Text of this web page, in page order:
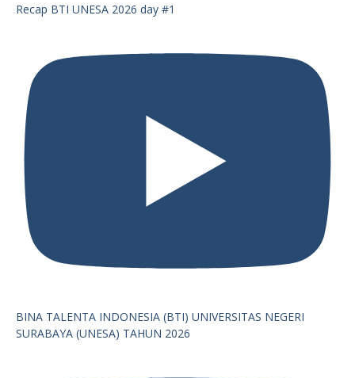
Recap BTI UNESA 2026 day #1
BINA TALENTA INDONESIA (BTI) UNIVERSITAS NEGERI
SURABAYA (UNESA) TAHUN 2026